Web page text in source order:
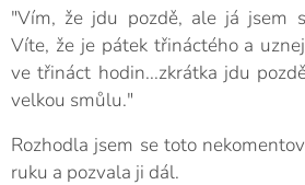
"Vím, že jdu pozdě, ale já jsem
Víte, že je pátek třináctého a
ve třináct hodin...zkrátka jdu
velkou smůlu."
Rozhodla jsem se toto
ruku a pozvala ji dál.